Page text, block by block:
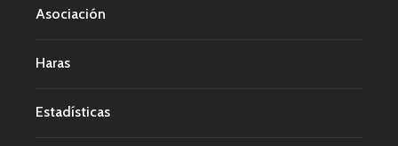
Asociación
Haras
Estadísticas